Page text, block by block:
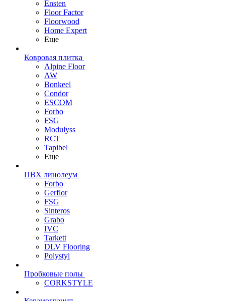
Ensten
Floor Factor
Floorwood
Home Expert
Еще
Ковровая плитка
Alpine Floor
AW
Bonkeel
Condor
ESCOM
Forbo
FSG
Modulyss
RCT
Tapibel
Еще
ПВХ линолеум
Forbo
Gerflor
FSG
Sinteros
Grabo
IVC
Tarkett
DLV Flooring
Polystyl
Пробковые полы
CORKSTYLE